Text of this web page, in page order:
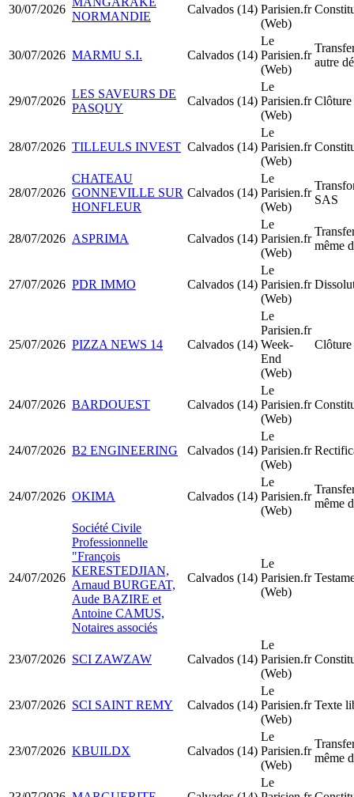
30/07/2026
NORMANDIE
Calvados (14) Parisien.fr
(Web)
30/07/2026 MARMU S.I. Calvados (14)
Le
Parisien.fr
(Web)
autre
29/07/2026
LES SAVEURS DE
PASQUY
Calvados (14)
Le
Parisien.fr
(Web)
28/07/2026 TILLEULS INVEST Calvados (14)
Le
Parisien.fr
(Web)
28/07/2026
CHATEAU
GONNEVILLE SUR
HONFLEUR
Calvados (14)
Le
Parisien.fr
(Web)
SAS
28/07/2026 ASPRIMA Calvados (14)
Le
Parisien.fr
(Web)
même
27/07/2026 PDR IMMO Calvados (14)
Le
Parisien.fr
(Web)
25/07/2026 PIZZA NEWS 14 Calvados (14)
Le
Parisien.fr
Week-
End
(Web)
24/07/2026 BARDOUEST Calvados (14)
Le
Parisien.fr
(Web)
24/07/2026 B2 ENGINEERING Calvados (14)
Le
Parisien.fr
(Web)
24/07/2026 OKIMA Calvados (14)
Le
Parisien.fr
(Web)
même
24/07/2026
Société Civile
Professionnelle
"François
KERESTEDJIAN,
Arnaud BURGEAT,
Aude BAZIRE et
Antoine CAMUS,
Notaires associés
Calvados (14)
Le
Parisien.fr
(Web)
23/07/2026 SCI ZAWZAW Calvados (14)
Le
Parisien.fr
(Web)
23/07/2026 SCI SAINT REMY Calvados (14)
Le
Parisien.fr
(Web)
Texte
23/07/2026 KBUILDX Calvados (14)
Le
Parisien.fr
(Web)
même
Le